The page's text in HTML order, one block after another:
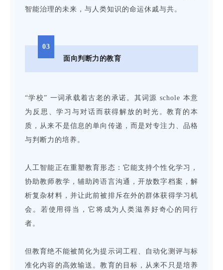
智能治理的未来，与人类知识的命运休戚与共。
03
面向判断力的教育
“学校” 一词承载着古老的承诺。其词源 schole 本意
为反思、学习与对话而获得解放的时光。教育的本
质，从来不是信息的单向传递，而是对专注力、品格
与判断力的培养。
人工智能正在重塑教育形态：它能支持个性化学习，
协助教师教学，辅助跨语言沟通，开放数字档案，解
析复杂材料，并让此前被排斥在外的群体获得学习机
会。若使用得当，它将成为人类滋养好奇心的同行
者。
但教育绝不能被简化为提示词工程、自动化测评与标
准化内容的高效输送。教育的目标，从来不只是培养